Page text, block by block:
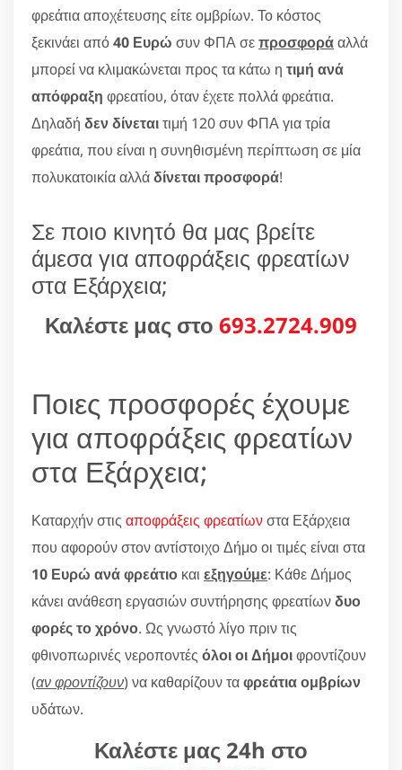
φρεάτια αποχέτευσης είτε ομβρίων. Το κόστος
ξεκινάει από40 Ευρώ συν ΦΠΑ σεπροσφοράαλλά
μπορεί να κλιμακώνεται προς τα κάτω η τιμή ανά
απόφραξη φρεατίου, όταν έχετε πολλά φρεάτια.
Δηλαδή δεν δίνεταιτιμή 120 συν ΦΠΑ για τρία
φρεάτια, που είναι η συνηθισμένη περίπτωση σε μία
πολυκατοικία αλλάδίνεται προσφορά!
Σε ποιο κινητό θα μας βρείτε
άμεσα για αποφράξεις φρεατίων
στα Εξάρχεια;
Καλέστε μας στο 693.2724.909
Ποιες προσφορές έχουμε
για αποφράξεις φρεατίων
στα Εξάρχεια;
Καταρχήν στις αποφράξεις φρεατίωνστα Εξάρχεια
που αφορούν στον αντίστοιχο Δήμο οι τιμές είναι στα
10 Ευρώ ανά φρεάτιο και εξηγούμε: Κάθε Δήμος
κάνει ανάθεση εργασιών συντήρησης φρεατίωνδυο
φορές το χρόνο. Ως γνωστό λίγο πριν τις
φθινοπωρινές νεροποντές όλοι οι Δήμοιφροντίζουν
(αν φροντίζουν) να καθαρίζουν ταφρεάτια ομβρίων
υδάτων.
Καλέστε μας 24h στο